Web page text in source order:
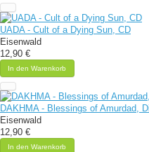
UADA - Cult of a Dying Sun, CD
Eisenwald
12,90 €
In den Warenkorb
DAKHMA - Blessings of Amurdad,
Eisenwald
12,90 €
In den Warenkorb